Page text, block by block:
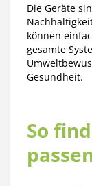
Die Geräte
können
gesamte
Gesundheit.
So